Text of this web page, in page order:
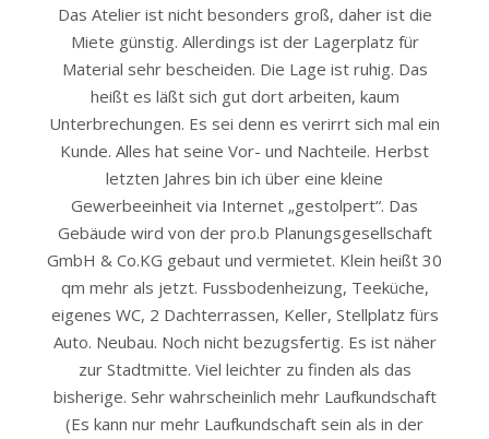
Das Atelier ist nicht besonders groß, daher ist die
Miete günstig. Allerdings ist der Lagerplatz für
Material sehr bescheiden. Die Lage ist ruhig. Das
heißt es läßt sich gut dort arbeiten, kaum
Unterbrechungen. Es sei denn es verirrt sich mal ein
Kunde. Alles hat seine Vor- und Nachteile. Herbst
letzten Jahres bin ich über eine kleine
Gewerbeeinheit via Internet „gestolpert“. Das
Gebäude wird von der pro.b Planungsgesellschaft
GmbH & Co.KG gebaut und vermietet. Klein heißt 30
qm mehr als jetzt. Fussbodenheizung, Teeküche,
eigenes WC, 2 Dachterrassen, Keller, Stellplatz fürs
Auto. Neubau. Noch nicht bezugsfertig. Es ist näher
zur Stadtmitte. Viel leichter zu finden als das
bisherige. Sehr wahrscheinlich mehr Laufkundschaft
(Es kann nur mehr Laufkundschaft sein als in der